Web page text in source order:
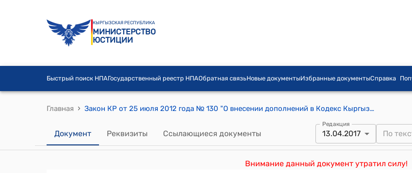
КЫРГЫЗСКАЯ РЕСПУБЛИКА
МИНИСТЕРСТВО
ЮСТИЦИИ
Быстрый поиск НПАГосударственный реестр НПАОбратная связьНовые документыИзбранные документыСправка
Главная › Закон КР от 25 июля 2012 года № 130 "О внесении дополнений в Кодекс Кыргызской Республики об административной ответственности"
Документ Реквизиты Ссылающиеся документы
Редакция
13.04.2017
Внимание данный документ утратил силу!